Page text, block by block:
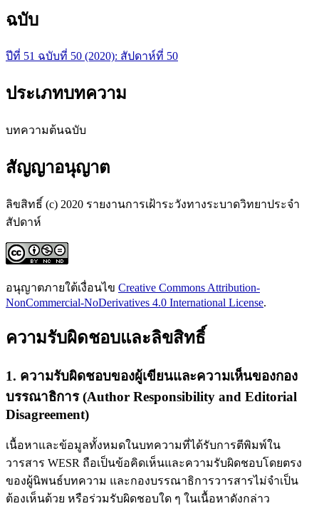
ฉบับ
ปีที่ 51 ฉบับที่ 50 (2020): สัปดาห์ที่ 50
ประเภทบทความ
บทความต้นฉบับ
สัญญาอนุญาต
ลิขสิทธิ์ (c) 2020 รายงานการเฝ้าระวังทางระบาดวิทยาประจำ
สัปดาห์
อนุญาตภายใต้เงื่อนไข Creative Commons Attribution-
NonCommercial-NoDerivatives 4.0 International License.
ความรับผิดชอบและลิขสิทธิ์
1. ความรับผิดชอบของผู้เขียนและความเห็นของกอง
บรรณาธิการ (Author Responsibility and Editorial
Disagreement)
เนื้อหาและข้อมูลทั้งหมดในบทความที่ได้รับการตีพิมพ์ใน
วารสาร WESR ถือเป็นข้อคิดเห็นและความรับผิดชอบโดยตรง
ของผู้นิพนธ์บทความ และกองบรรณาธิการวารสารไม่จำเป็น
ต้องเห็นด้วย หรือร่วมรับผิดชอบใด ๆ ในเนื้อหาดังกล่าว